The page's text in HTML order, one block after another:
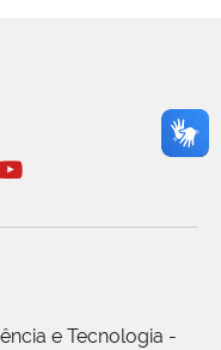
e Tecnologia -